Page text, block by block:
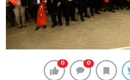
0 0